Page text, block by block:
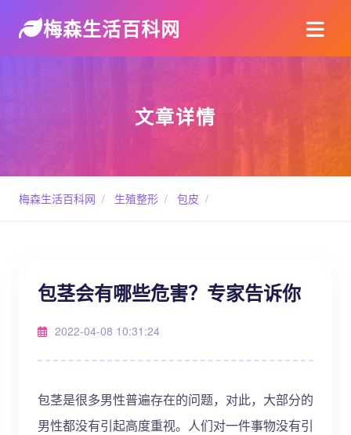
梅森生活百科网
文章详情
梅森生活百科网 / 生殖整形 / 包皮 /
包茎会有哪些危害？专家告诉你
2022-04-08 10:31:24
包茎是很多男性普遍存在的问题，对此，大部分的
男性都没有引起高度重视。人们对一件事物没有引